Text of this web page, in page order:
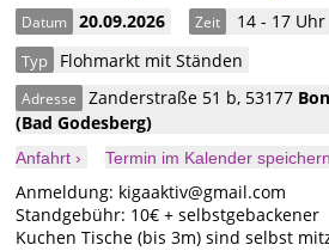
Datum 20.09.2026 Zeit 14 - 17 Uhr
Typ Flohmarkt mit Ständen
Adresse Zanderstraße 51 b, 53177
(Bad Godesberg)
Anfahrt › Termin im Kalender
Anmeldung: kigaaktiv@gmail.com
Standgebühr: 10€ + selbstgebackener
Kuchen Tische (bis 3m) sind selbst